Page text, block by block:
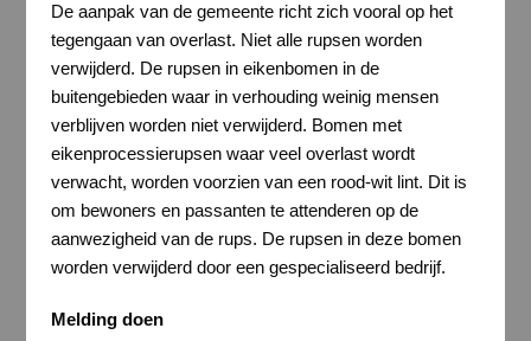
De aanpak van de gemeente richt zich vooral op het
tegengaan van overlast. Niet alle rupsen worden
verwijderd. De rupsen in eikenbomen in de
buitengebieden waar in verhouding weinig mensen
verblijven worden niet verwijderd. Bomen met
eikenprocessierupsen waar veel overlast wordt
verwacht, worden voorzien van een rood-wit lint. Dit is
om bewoners en passanten te attenderen op de
aanwezigheid van de rups. De rupsen in deze bomen
worden verwijderd door een gespecialiseerd bedrijf.
Melding doen